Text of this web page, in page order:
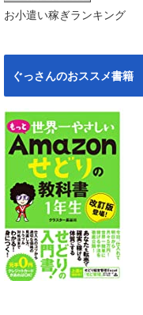
お小遣い稼ぎランキング
ぐっさんのおススメ書籍